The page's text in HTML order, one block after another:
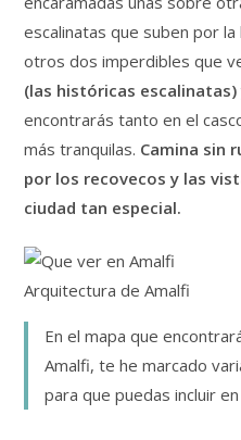
escalinatas que suben por
otros dos imperdibles que
(las históricas
encontrarás tanto en el
más tranquilas. Camina sin
por los recovecos y las
ciudad tan especial.
Arquitectura de Amalfi
En el mapa que
Amalfi, te he marcado
para que puedas incluir